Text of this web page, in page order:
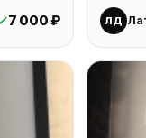
7 000 ₽ ЛД